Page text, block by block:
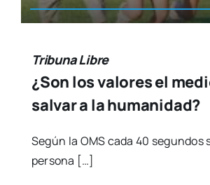
Tribuna Libre
¿Son los valores el
salvar a la humanidad?
Según la OMS cada 40 segun­dos
per­so­na […]